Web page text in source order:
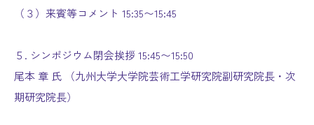
（３）来賓等コメント 15:35〜15:45
５. シンポジウム閉会挨拶 15:45〜15:50
尾本 章 氏 （九州大学大学院芸術工学研究院副研究院長・次
期研究院長）